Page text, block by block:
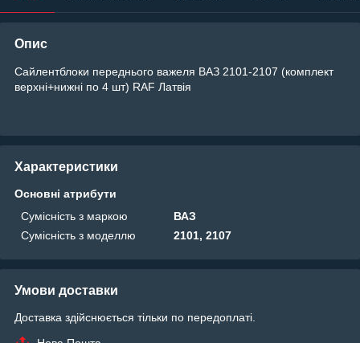
Опис
Сайлентблоки переднього важеля ВАЗ 2101-2107 (комплект
верхні+нижні по 4 шт) RAF Латвія
Характеристики
Основні атрибути
Сумісність з маркою
ВАЗ
Сумісність з моделлю
2101, 2107
Умови доставки
Доставка здійснюється тільки по передоплаті.